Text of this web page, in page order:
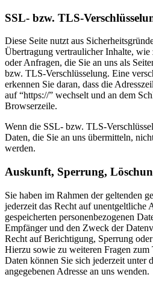
SSL- bzw. TLS-
Diese Seite nutzt aus
Übertragung vertraulicher Inhalte,
oder Anfragen, die Sie an uns als
bzw. TLS-Verschlüsselung. Eine
erkennen Sie daran, dass die
auf “https://” wechselt und an dem
Browserzeile.
Wenn die SSL- bzw. TLS-
Daten, die Sie an uns übermitteln,
werden.
Auskunft, Sperrung,
Sie haben im Rahmen der geltenden
jederzeit das Recht auf unentgeltliche
gespeicherten personenbezogenen
Empfänger und den Zweck der
Recht auf Berichtigung, Sperrung
Hierzu sowie zu weiteren Fragen zum
Daten können Sie sich jederzeit unter
angegebenen Adresse an uns wenden.